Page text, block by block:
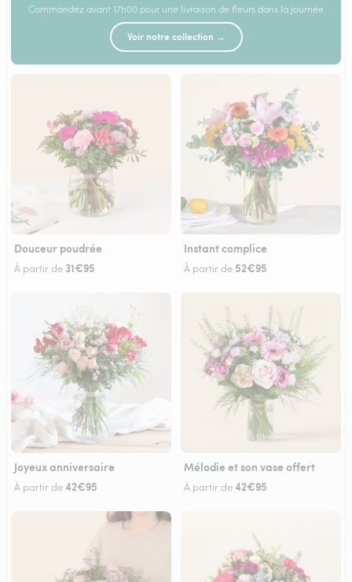
Commandez avant 17h00 pour une livraison de fleurs dans la journée
Voir notre collection →
Douceur poudrée
À partir de 31€95
Instant complice
À partir de 52€95
Joyeux anniversaire
À partir de42€95
Mélodie et son vase offert
À partir de42€95